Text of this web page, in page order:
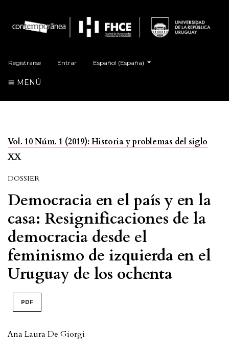
Registrarse Entrar Español (España)
MENÚ
Vol. 10 Núm. 1 (2019): Historia y problemas del siglo
XX
DOSSIER
Democracia en el país y en la
casa: Resignificaciones de la
democracia desde el
feminismo de izquierda en el
Uruguay de los ochenta
PDF
Ana Laura De Giorgi